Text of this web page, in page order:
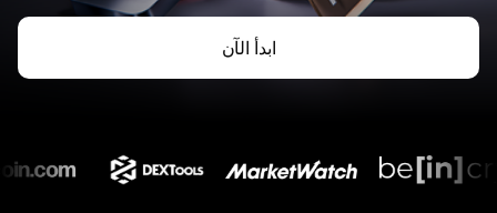
ابدأ الآن